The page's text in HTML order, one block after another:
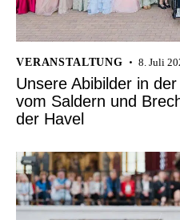
VERANSTALTUNG 8. Juli
Unsere Abibilder in
vom Saldern und
der Havel